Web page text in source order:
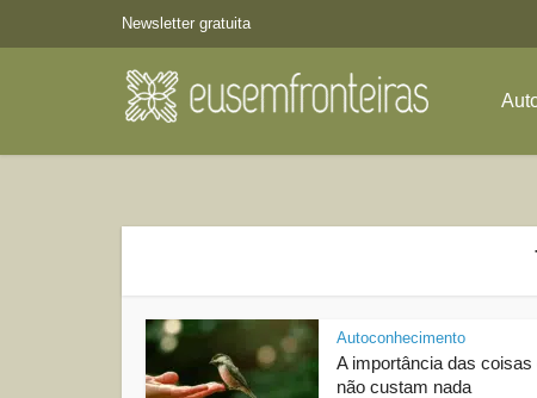
Newsletter gratuita
Autoconhecimento
A importância das coisas
não custam nada